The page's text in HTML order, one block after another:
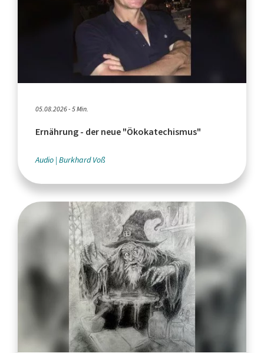
05.08.2026 - 5 Min.
Ernährung - der neue "Ökokatechismus"
Audio Burkhard Voß